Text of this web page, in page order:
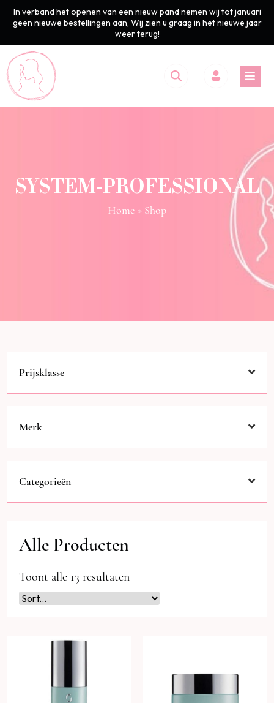
In verband het openen van een nieuw pand nemen wij tot januari
geen nieuwe bestellingen aan, Wij zien u graag in het nieuwe jaar
weer terug!
SYSTEM-PROFESSIONAL
Home » Shop
Prijsklasse
Merk
Categorieën
Alle Producten
Toont alle 13 resultaten